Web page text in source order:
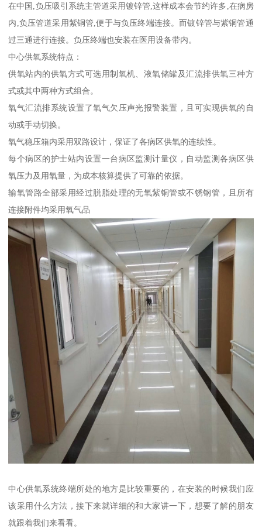
在中国,负压吸引系统主管道采用镀锌管,这样成本会节约许多,在病房
内,负压管道采用紫铜管,便于与负压终端连接。而镀锌管与紫铜管通
过三通进行连接。负压终端也安装在医用设备带内。
中心供氧系统特点：
供氧站内的供氧方式可选用制氧机、液氧储罐及汇流排供氧三种方
式或其中两种方式组合。
氧气汇流排系统设置了氧气欠压声光报警装置，且可实现供氧的自
动或手动切换。
氧气稳压箱内采用双路设计，保证了各病区供氧的连续性。
每个病区的护士站内设置一台病区监测计量仪，自动监测各病区供
氧压力及用氧量，为成本核算提供了可靠的依据。
输氧管路全部采用经过脱脂处理的无氧紫铜管或不锈钢管，且所有
连接附件均采用氧气品
中心供氧系统终端所处的地方是比较重要的，在安装的时候我们应
该采用什么方法，接下来就详细的和大家讲一下，想要了解的朋友
就跟着我们来看看。